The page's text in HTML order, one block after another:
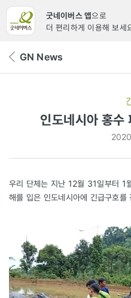
굿네이버스 앱으로
더 편리하게 이용해 보세
뒤 GN News
인도네시아 홍수
우리 단체는 지난 12월 31일부터 1
해를 입은 인도네시아에 긴급구호를